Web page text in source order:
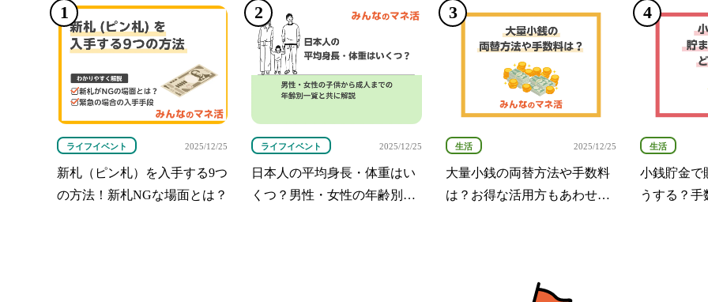
ライフイベント 2025/12/25
新札（ピン札）を入手する9つ
の方法！新札NGな場面とは？
ライフイベント 2025/12/25
日本人の平均身長・体重はい
くつ？男性・女性の年齢別一
生活 2025/12/25
大量小銭の両替方法や手数料
は？お得な活用方もあわせて
生活
小銭貯金で
うする？